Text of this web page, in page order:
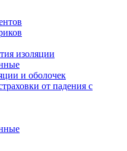
изоляции
и оболочек
от падения с